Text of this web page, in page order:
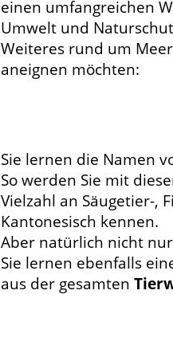
einen umfangreichen
Umwelt und
Weiteres rund um
aneignen möchten:
Sie lernen die Namen
So werden Sie mit
Vielzahl an Säugetier-,
Kantonesisch kennen.
Aber natürlich nicht
Sie lernen ebenfalls
aus der gesamten